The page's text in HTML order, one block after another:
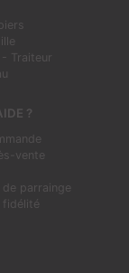
Traiteur
?
vente
de parrainge
fidélité